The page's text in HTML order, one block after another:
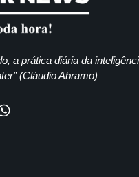
a prática diária da
(Cláudio Abramo)